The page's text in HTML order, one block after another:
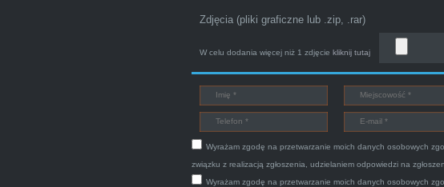
o zamiarze sprzedania zony volvo. Powiedział że sprzedał ostatnio
nr tel 703 403 025 po ok trzech godzinach przyjechało dwóch młodych
pewna i profesjonalna firma maja konto na Facebooku .
Zdjęcia (pliki graficzne lub .zip, .rar)
W celu dodania więcej niż 1 zdjęcie kliknij tutaj
Wyrażam zgodę na przetwarzanie moich danych osobowych
związku z realizacją zgłoszenia, udzielaniem odpowiedzi na
Wyrażam zgodę na przetwarzanie moich danych osobowych